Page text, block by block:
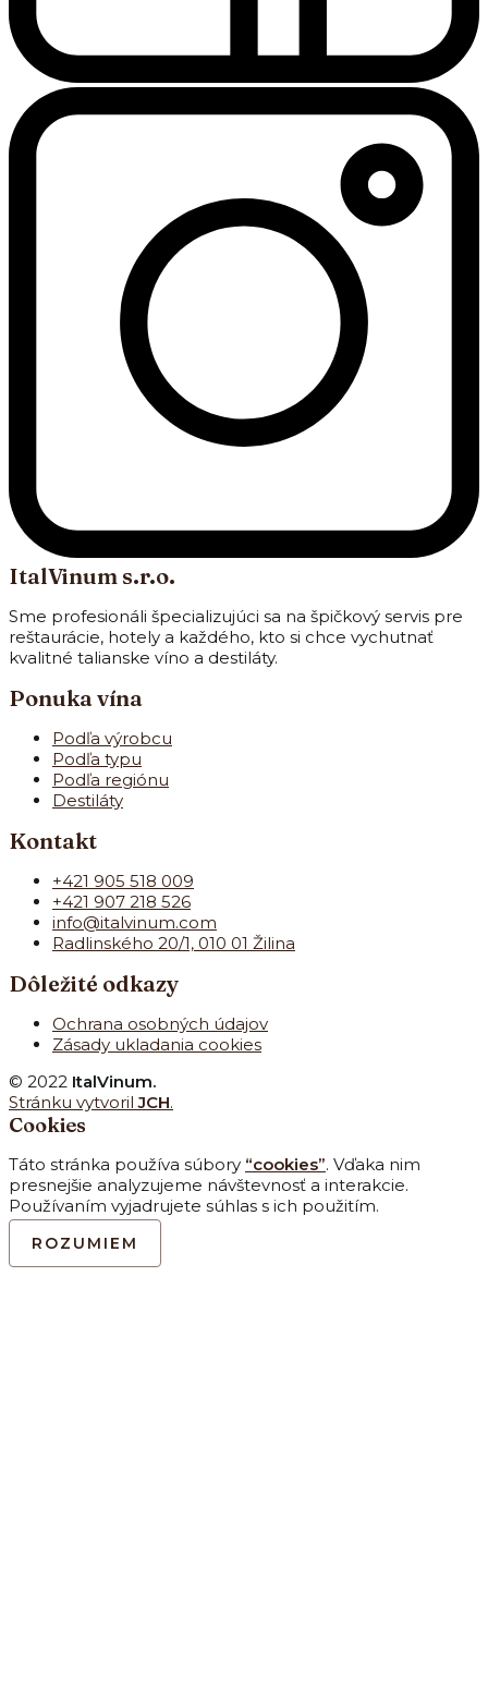
ItalVinum s.r.o.
Sme profesionáli špecializujúci sa na špičkový servis pre
reštaurácie, hotely a každého, kto si chce vychutnať
kvalitné talianske víno a destiláty.
Ponuka vína
Podľa výrobcu
Podľa typu
Podľa regiónu
Destiláty
Kontakt
+421 905 518 009
+421 907 218 526
info@italvinum.com
Radlinského 20/1, 010 01 Žilina
Dôležité odkazy
Ochrana osobných údajov
Zásady ukladania cookies
© 2022 ItalVinum.
Stránku vytvorilJCH.
Cookies
Táto stránka používa súbory “cookies”. Vďaka nim
presnejšie analyzujeme návštevnosť a interakcie.
Používaním vyjadrujete súhlas s ich použitím.
ROZUMIEM